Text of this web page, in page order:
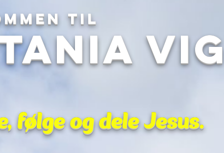
til
følge og dele Jesus.